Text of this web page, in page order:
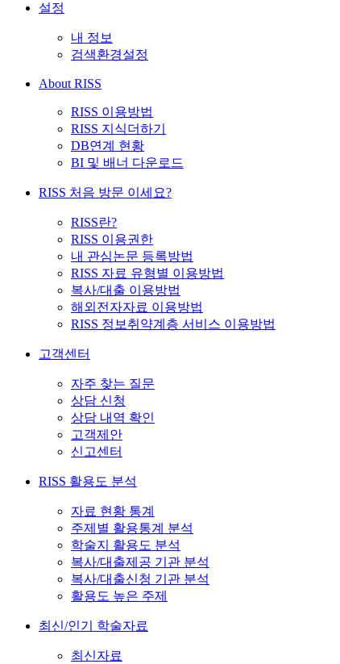
설정
내 정보
검색환경설정
About RISS
RISS 이용방법
RISS 지식더하기
DB연계 현황
BI 및 배너 다운로드
RISS 처음 방문 이세요?
RISS란?
RISS 이용권한
내 관심논문 등록방법
RISS 자료 유형별 이용방법
복사/대출 이용방법
해외전자자료 이용방법
RISS 정보취약계층 서비스 이용방법
고객센터
자주 찾는 질문
상담 신청
상담 내역 확인
고객제안
신고센터
RISS 활용도 분석
자료 현황 통계
주제별 활용통계 분석
학술지 활용도 분석
복사/대출제공 기관 분석
복사/대출신청 기관 분석
활용도 높은 주제
최신/인기 학술자료
최신자료